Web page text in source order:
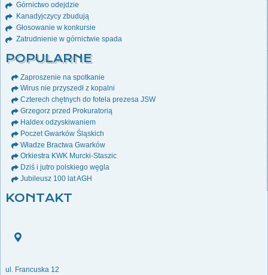
Górnictwo odejdzie
Kanadyjczycy zbudują
Głosowanie w konkursie
Zatrudnienie w górnictwie spada
POPULARNE
Zaproszenie na spotkanie
Wirus nie przyszedł z kopalni
Czterech chętnych do fotela prezesa JSW
Grzegorz przed Prokuratorią
Haldex odzyskiwaniem
Poczet Gwarków Śląskich
Władze Bractwa Gwarków
Orkiestra KWK Murcki-Staszic
Dziś i jutro polskiego węgla
Jubileusz 100 lat AGH
KONTAKT
ul. Francuska 12